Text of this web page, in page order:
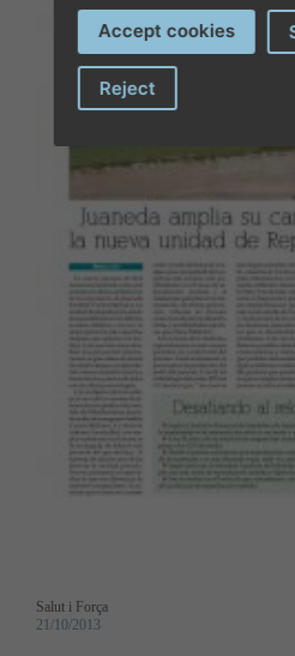
Salut i Força
21/10/2013
Accept cookies
Reject